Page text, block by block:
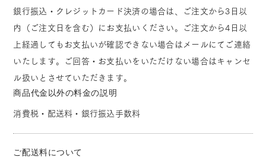
銀行振込・クレジットカード決済の場合は、ご注文から3日以
内（ご注文日を含む）にお支払いください。ご注文から4日以
上経過してもお支払いが確認できない場合はメールにてご連絡
いたします。ご回答・お支払いをいただけない場合はキャンセ
ル扱いとさせていただきます。
商品代金以外の料金の説明
消費税・配送料・銀行振込手数料
ご配送料について